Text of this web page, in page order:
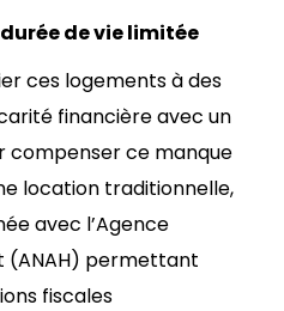
de vie limitée
ces logements à des
financière avec un
compenser ce manque
location traditionnelle,
avec l’Agence
(ANAH) permettant
fiscales